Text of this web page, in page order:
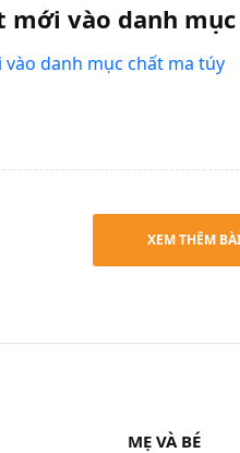
mới vào danh
XEM THÊM
MẸ VÀ BÉ